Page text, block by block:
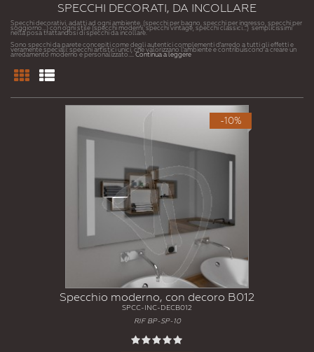
SPECCHI DECORATI, DA INCOLLARE
Specchi decorativi, adatti ad ogni ambiente, (specchi per bagno, specchi per ingresso, specchi per
soggiorno...) con ogni stile (specchi moderni, specchi vintage, specchi classici...) semplicissimi
nella posa trattandosi di specchi da incollare.
Sono specchi da parete concepiti come degli autentici complementi d'arredo a tutti gli effetti e
veramente speciali: specchi artistici unici, che valorizzano l'ambiente e contribuiscono a creare un
arredamento moderno e personalizzato. ... Continua a leggere
-10%
Specchio moderno, con decoro B012
SPCC-INC-DECB012
RIF BP-SP-10